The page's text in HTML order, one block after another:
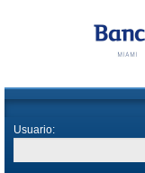
Usuario: